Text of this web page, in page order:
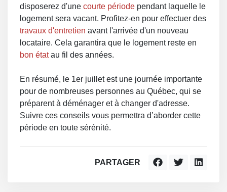
disposerez d'une courte période pendant laquelle le
logement sera vacant. Profitez-en pour effectuer des
travaux d'entretien avant l'arrivée d'un nouveau
locataire. Cela garantira que le logement reste en
bon étatau fil des années.
En résumé, le 1er juillet est une journée importante
pour de nombreuses personnes au Québec, qui se
préparent à déménager et à changer d'adresse.
Suivre ces conseils vous permettra d’aborder cette
période en toute sérénité.
PARTAGER